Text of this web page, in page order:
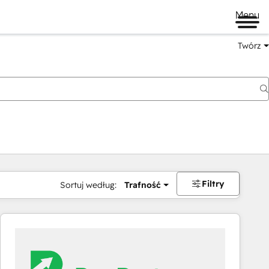
Menu
Twórz
Sortuj według: Trafność Filtry